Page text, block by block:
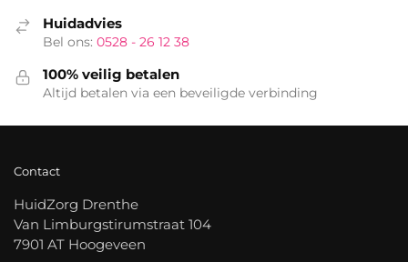
Huidadvies
Bel ons: 0528 - 26 12 38
100% veilig betalen
Altijd betalen via een beveiligde verbinding
Contact
HuidZorg Drenthe
Van Limburgstirumstraat 104
7901 AT Hoogeveen